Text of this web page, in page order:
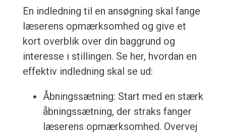
En indledning til en ansøgning skal fange
læserens opmærksomhed og give et
kort overblik over din baggrund og
interesse i stillingen. Se her, hvordan en
effektiv indledning skal se ud:
Åbningssætning: Start med en stærk
åbningssætning, der straks fanger
læserens opmærksomhed. Overvej